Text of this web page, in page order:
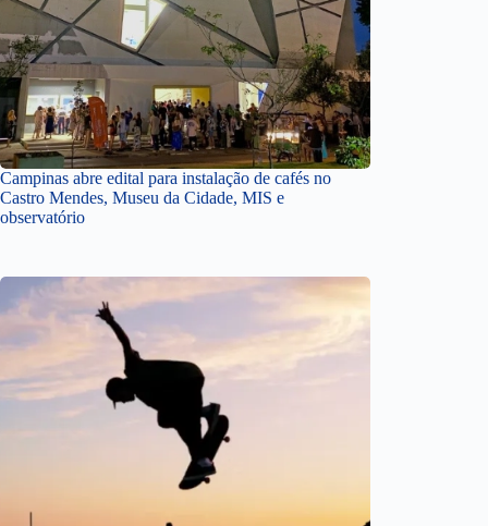
Campinas abre edital para instalação de cafés no
Castro Mendes, Museu da Cidade, MIS e
observatório